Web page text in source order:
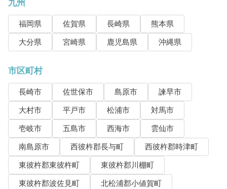
九州
福岡県 佐賀県 長崎県
熊本県
大分県
宮崎県 鹿児島県 沖縄県
市区町村
長崎市 佐世保市 島原市
諫早市
大村市
平戸市 松浦市
対馬市
壱岐市
五島市 西海市
雲仙市
南島原市
西彼杵郡長与町
西彼杵郡時津町
東彼杵郡東彼杵町
東彼杵郡川棚町
東彼杵郡波佐見町
北松浦郡小値賀町